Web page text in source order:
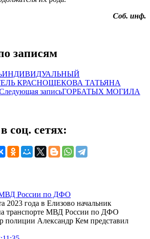
Соб. инф.
записям
ИНДИВИДУАЛЬНЫЙ
КРАСНОЩЕКОВА ТАТЬЯНА
записьГОРБАТЫХ МОГИЛА
соц. сетях:
России по ДФО
2023 года в Елизово начальник
транспорте МВД России по ДФО
полиции Александр Кем представил